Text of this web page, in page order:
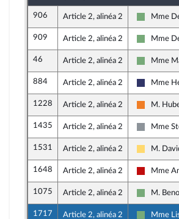
906 Article 2, alinéa 2 Mme
909 Article 2, alinéa 2 Mme
46 Article 2, alinéa 2 Mme
884 Article 2, alinéa 2 Mme
1228 Article 2, alinéa 2
Les
M.
1435 Article 2, alinéa 2
Non
Mme
1531 Article 2, alinéa 2
Libertés,
M.
1648 Article 2, alinéa 2
La
Mme
1075 Article 2, alinéa 2 M.
1717 Article 2, alinéa 2 Mme